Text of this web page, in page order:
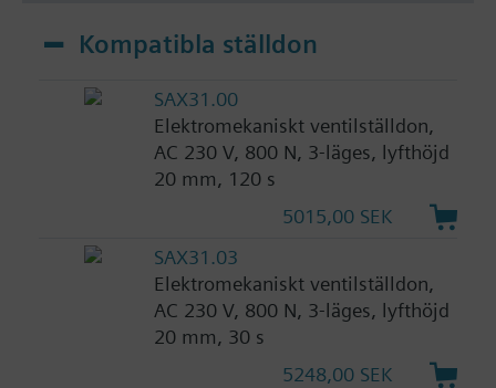
Kompatibla ställdon
SAX31.00
Elektromekaniskt ventilställdon,
AC 230 V, 800 N, 3-läges, lyfthöjd
20 mm, 120 s
5015,00 SEK
SAX31.03
Elektromekaniskt ventilställdon,
AC 230 V, 800 N, 3-läges, lyfthöjd
20 mm, 30 s
5248,00 SEK